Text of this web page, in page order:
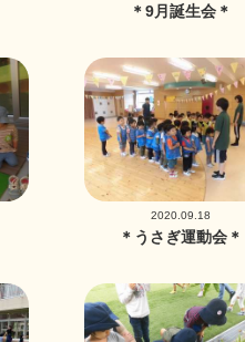
＊9月誕生会＊
2020.09.18
＊うさぎ運動会＊